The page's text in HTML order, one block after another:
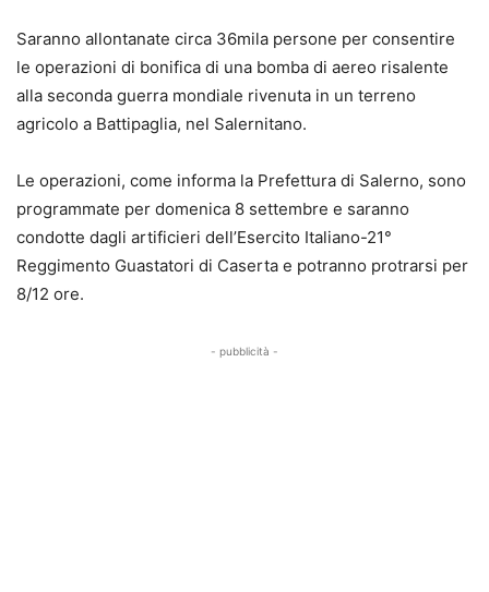
Saranno allontanate circa 36mila persone per consentire
le operazioni di bonifica di una bomba di aereo risalente
alla seconda guerra mondiale rivenuta in un terreno
agricolo a Battipaglia, nel Salernitano.
Le operazioni, come informa la Prefettura di Salerno, sono
programmate per domenica 8 settembre e saranno
condotte dagli artificieri dell’Esercito Italiano-21°
Reggimento Guastatori di Caserta e potranno protrarsi per
8/12 ore.
- pubblicità -